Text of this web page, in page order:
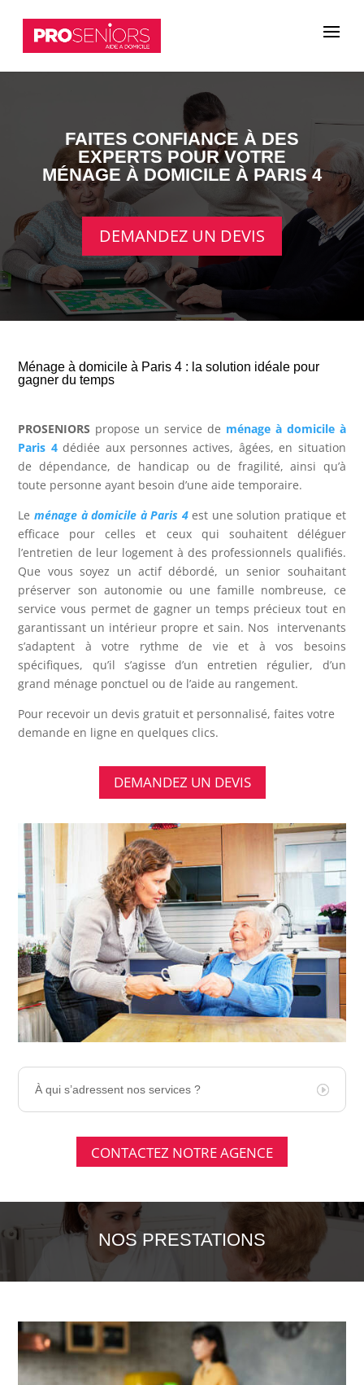
FAITES CONFIANCE À DES
EXPERTS POUR VOTRE
MÉNAGE À DOMICILE À PARIS 4
DEMANDEZ UN DEVIS
Ménage à domicile à Paris 4 : la solution idéale pour
gagner du temps
PROSENIORS propose un service de ménage à domicile à
Paris 4dédiée aux personnes actives, âgées, en situation
de dépendance, de handicap ou de fragilité, ainsi qu’à
toute personne ayant besoin d’une aide temporaire.
Le ménage à domicile à Paris 4est une solution pratique et
efficace pour celles et ceux qui souhaitent déléguer
l’entretien de leur logement à des professionnels qualifiés.
Que vous soyez un actif débordé, un senior souhaitant
préserver son autonomie ou une famille nombreuse, ce
service vous permet de gagner un temps précieux tout en
garantissant un intérieur propre et sain. Nos intervenants
s’adaptent à votre rythme de vie et à vos besoins
spécifiques, qu’il s’agisse d’un entretien régulier, d’un
grand ménage ponctuel ou de l’aide au rangement.
Pour recevoir un devis gratuit et personnalisé, faites votre
demande en ligne en quelques clics.
DEMANDEZ UN DEVIS
À qui s’adressent nos services ?
CONTACTEZ NOTRE AGENCE
NOS PRESTATIONS